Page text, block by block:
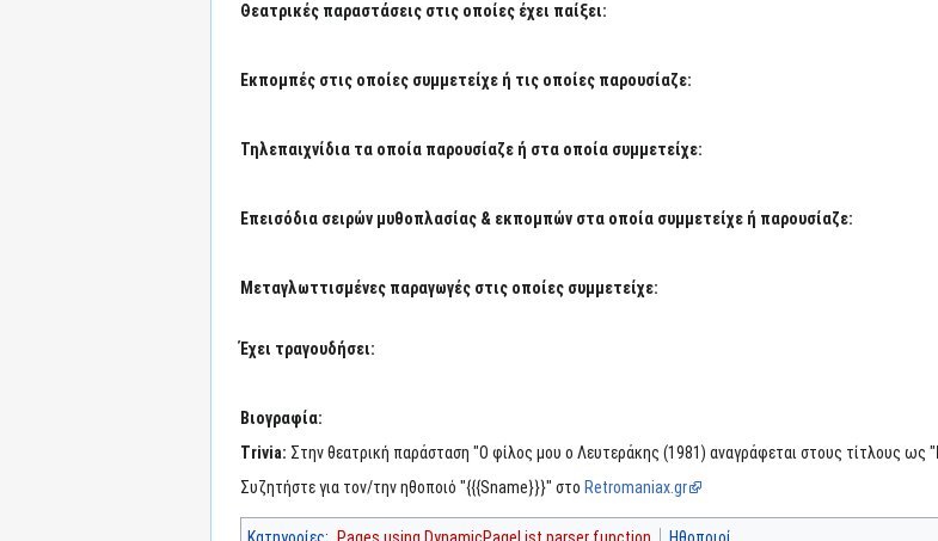
Θεατρικές παραστάσεις στις οποίες έχει παίξει:
Εκπομπές στις οποίες συμμετείχε ή τις οποίες παρουσίαζε:
Τηλεπαιχνίδια τα οποία παρουσίαζε ή στα οποία συμμετείχε:
Επεισόδια σειρών μυθοπλασίας & εκπομπών στα οποία συμμετείχε ή παρουσίαζε:
Μεταγλωττισμένες παραγωγές στις οποίες συμμετείχε:
Έχει τραγουδήσει:
Βιογραφία:
Trivia: Στην θεατρική παράσταση "Ο φίλος μου ο Λευτεράκης (1981) αναγράφεται στους τίτλους ως "
Συζητήστε για τον/την ηθοποιό "{{{Sname}}}" στο Retromaniax.gr